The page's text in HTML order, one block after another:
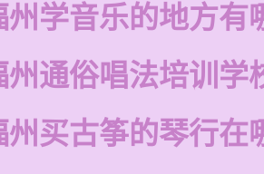
州学音乐的地方有
州通俗唱法培训学
州买古筝的琴行在